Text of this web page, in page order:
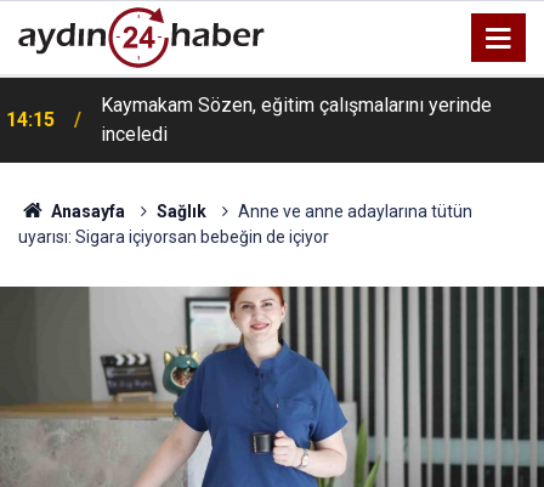
14:15
Kaymakam Sözen, eğitim çalışmalarını yerinde
inceledi
Anasayfa Sağlık
Anne ve anne adaylarına tütün
uyarısı: Sigara içiyorsan bebeğin de içiyor